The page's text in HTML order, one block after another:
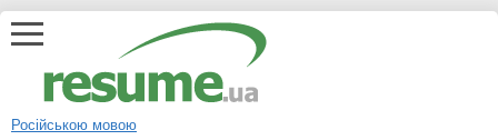
Російською мовою